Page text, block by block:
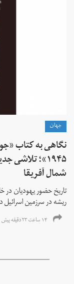
جهان
نگاهی به کتاب
۱۹۴۵»؛ تلاشی
شمال آفریقا
تاریخ حضور یهودیان در
ریشه در سرزمین
۱۴ ساعت ۲۳ دقیقه پیش